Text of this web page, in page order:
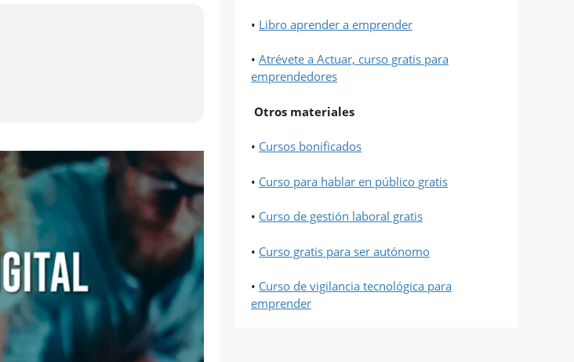
• Libro aprender a emprender
• Atrévete a Actuar, curso gratis para
emprendedores
Otros materiales
• Cursos bonificados
• Curso para hablar en público gratis
• Curso de gestión laboral gratis
• Curso gratis para ser autónomo
• Curso de vigilancia tecnológica para
emprender